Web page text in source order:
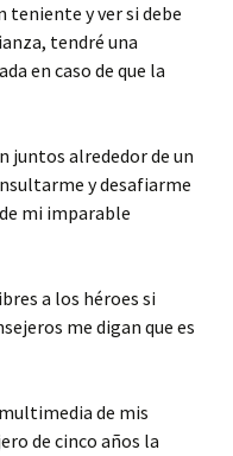
teniente y ver si debe
tendré una
en caso de que la
juntos alrededor de un
y desafiarme
mi imparable
a los héroes si
me digan que es
de mis
de cinco años la